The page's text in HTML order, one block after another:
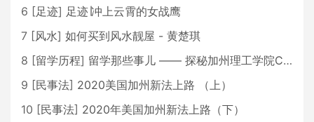
6 [足迹] 足迹∣冲上云霄的女战鹰
7 [风水] 如何买到风水靓屋 - 黄楚琪
8 [留学历程] 留学那些事儿 —— 探秘加州理工学院Caltech博士生活 [上集]
9 [民事法] 2020美国加州新法上路 （上）
10 [民事法] 2020年美国加州新法上路（下）